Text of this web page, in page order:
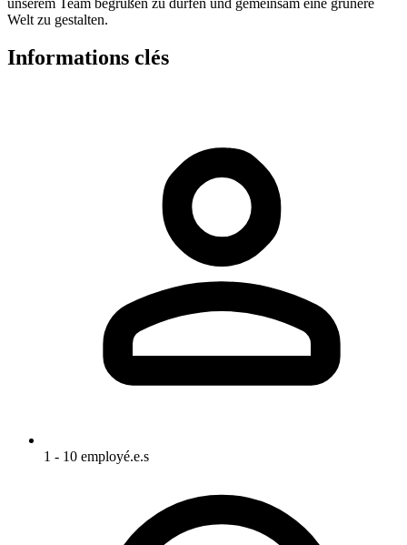
Welt zu gestalten.
Informations clés
1 - 10 employé.e.s